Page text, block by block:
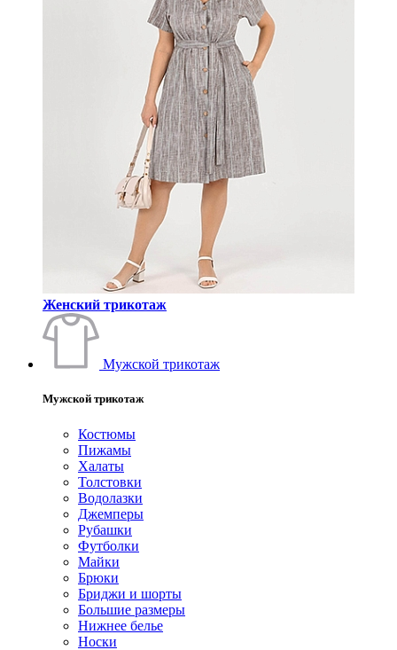
Женский трикотаж
Мужской трикотаж
Мужской трикотаж
Костюмы
Пижамы
Халаты
Толстовки
Водолазки
Джемперы
Рубашки
Футболки
Майки
Брюки
Бриджи и шорты
Большие размеры
Нижнее белье
Носки